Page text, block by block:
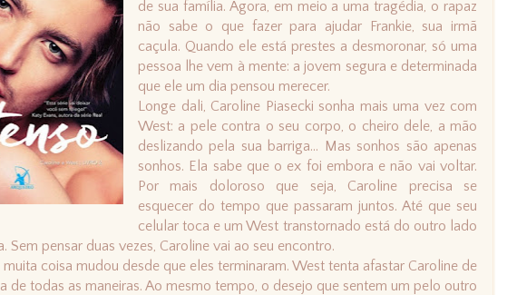
de sua família. Agora, em meio a uma tragédia, o rapaz
não sabe o que fazer para ajudar Frankie, sua irmã
caçula. Quando ele está prestes a desmoronar, só uma
pessoa lhe vem à mente: a jovem segura e determinada
que ele um dia pensou merecer.
Longe dali, Caroline Piasecki sonha mais uma vez com
West: a pele contra o seu corpo, o cheiro dele, a mão
deslizando pela sua barriga... Mas sonhos são apenas
sonhos. Ela sabe que o ex foi embora e não vai voltar.
Por mais doloroso que seja, Caroline precisa se
esquecer do tempo que passaram juntos. Até que seu
celular toca e um West transtornado está do outro lado
Sem pensar duas vezes, Caroline vai ao seu encontro.
muita coisa mudou desde que eles terminaram. West tenta afastar Caroline de
de todas as maneiras. Ao mesmo tempo, o desejo que sentem um pelo outro